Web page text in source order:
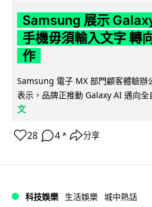
Samsung 展示
手機毋須輸入文字 轉
作
Samsung 電子 MX 部門顧客體驗辦
表示，品牌正推動 Galaxy AI 邁向
文
28 4 ↗ 分享
科技娛樂 生活娛樂 城中熱話